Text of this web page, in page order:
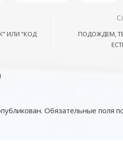
ИЛИ “КОД
ПОДОЖДЕМ,
Обязательные поля